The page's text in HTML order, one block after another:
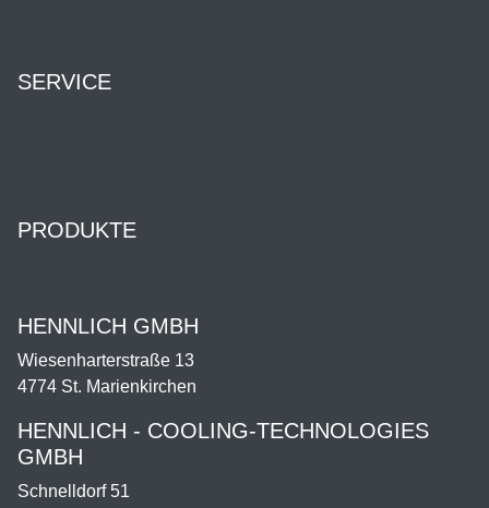
SERVICE
PRODUKTE
HENNLICH GMBH
Wiesenharterstraße 13
4774 St. Marienkirchen
HENNLICH - COOLING-TECHNOLOGIES
GMBH
Schnelldorf 51